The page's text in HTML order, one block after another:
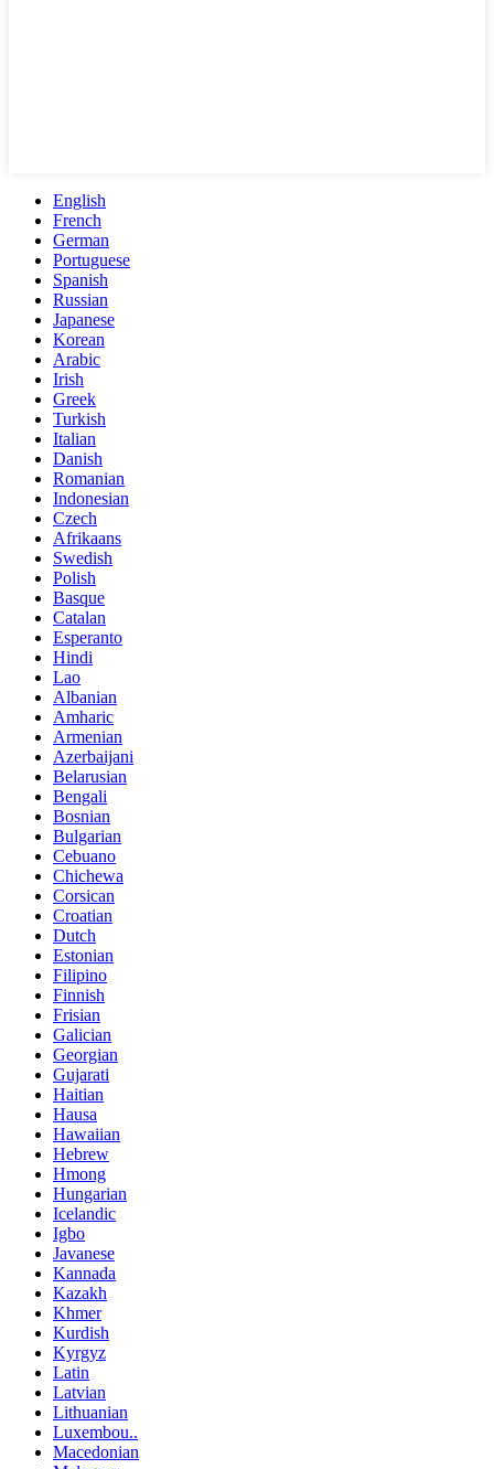
English
French
German
Portuguese
Spanish
Russian
Japanese
Korean
Arabic
Irish
Greek
Turkish
Italian
Danish
Romanian
Indonesian
Czech
Afrikaans
Swedish
Polish
Basque
Catalan
Esperanto
Hindi
Lao
Albanian
Amharic
Armenian
Azerbaijani
Belarusian
Bengali
Bosnian
Bulgarian
Cebuano
Chichewa
Corsican
Croatian
Dutch
Estonian
Filipino
Finnish
Frisian
Galician
Georgian
Gujarati
Haitian
Hausa
Hawaiian
Hebrew
Hmong
Hungarian
Icelandic
Igbo
Javanese
Kannada
Kazakh
Khmer
Kurdish
Kyrgyz
Latin
Latvian
Lithuanian
Luxembou..
Macedonian